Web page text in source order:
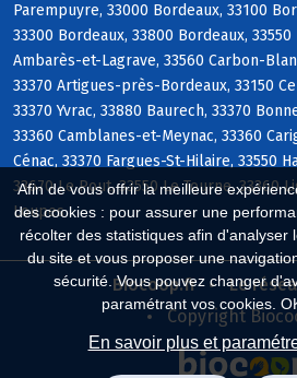
Afin de vous offrir la meilleure
des cookies : pour assurer une
récolter des statistiques afin d'analyser
du site et vous proposer une
sécurité. Vous pouvez changer
paramétrant vos cookies.
En savoir plus et
Parempuyre, 33000 Bordeaux, 33100
33300 Bordeaux, 33800 Bordeaux, 33550
Ambarès-et-Lagrave, 33560 Carbon-
33370 Artigues-près-Bordeaux, 33150
33370 Yvrac, 33880 Baurech, 33370
33360 Camblanes-et-Meynac, 33360
Cénac, 33370 Fargues-St-Hilaire, 33550
33670 Le Pout, 33550 Le Tourne, 33360
Loupes
Biocoop.fr
Le
Copyright